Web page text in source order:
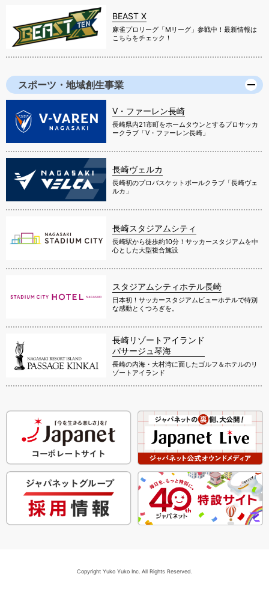
BEAST X
麻雀プロリーグ「Mリーグ」参戦中！最新情報は
こちらをチェック！
スポーツ・地域創生事業
V・ファーレン長崎
長崎県内21市町をホームタウンとするプロサッカ
ークラブ「V・ファーレン長崎」
長崎ヴェルカ
長崎初のプロバスケットボールクラブ「長崎ヴェ
ルカ」
長崎スタジアムシティ
長崎駅から徒歩約10分！サッカースタジアムを中
心とした大型複合施設
スタジアムシティホテル長崎
日本初！サッカースタジアムビューホテルで特別
な感動とくつろぎを。
長崎リゾートアイランド
パサージュ琴海
長崎の内海・大村湾に面したゴルフ＆ホテルのリ
ゾートアイランド
Copyright Yuko Yuko Inc. All Rights Reserved.